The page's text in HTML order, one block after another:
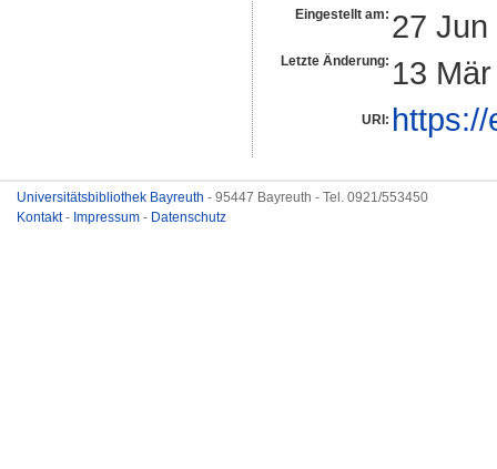
Eingestellt am: 27
Letzte Änderung: 13
URI:
Universitätsbibliothek Bayreuth - 95447 Bayreuth - Tel. 0921/553450
Kontakt- Impressum - Datenschutz